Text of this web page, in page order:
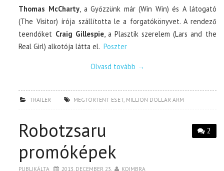
Thomas McCharty, a Győzzünk már (Win Win) és A látogató
(The Visitor) írója szállította le a forgatókönyvet. A rendező
teendőket Craig Gillespie, a Plasztik szerelem (Lars and the
Real Girl) alkotója látta el.Poszter
Olvasd tovább →
TRAILER MEGTÖRTÉNT ESET, MILLION DOLLAR ARM
2
Robotzsaru
promóképek
PUBLIKÁLTA 2013. DECEMBER 23. KOIMBRA